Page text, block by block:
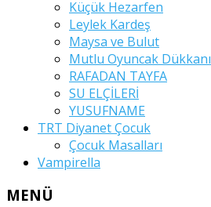
Küçük Hezarfen
Leylek Kardeş
Maysa ve Bulut
Mutlu Oyuncak Dükkanı
RAFADAN TAYFA
SU ELÇİLERİ
YUSUFNAME
TRT Diyanet Çocuk
Çocuk Masalları
Vampirella
MENÜ